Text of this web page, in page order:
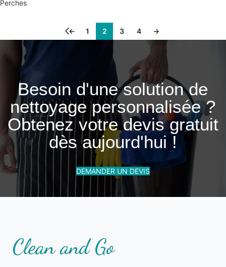
Perches
← 1 2 3 4 →
Besoin d'une solution de
nettoyage personnalisée ?
Obtenez votre devis gratuit
dès aujourd'hui !
DEMANDER UN DEVIS